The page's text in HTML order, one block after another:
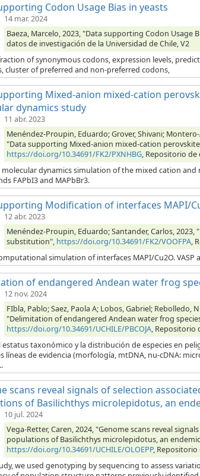
Codon Usage Bias in yeasts
14 mar. 2024
Baeza, Marcelo, 2023, "Data supporting Codon Usage
datos de investigación de la Universidad de Chile, V2
of synonymous codons, expression levels,
cluster of preferred and non-preferred codons,
Mixed-anion mixed-cation
dynamics study
11 abr. 2023
Menéndez-Proupin, Eduardo; Grover, Shivani;
"Data supporting Mixed-anion mixed-cation
https://doi.org/10.34691/FK2/PXNHBG, Repositorio de
molecular dynamics simulation of the mixed cation and
FAPbI3 and MAPbBr3.
Modification of interfaces MAPI/
12 abr. 2023
Menéndez-Proupin, Eduardo; Santander, Carlos,
substitution", https://doi.org/10.34691/FK2/VOOFPA,
simulation of interfaces MAPI/Cu2O. VASP
of endangered Andean water frog
12 nov. 2024
FIbla, Pablo; Saez, Paola A; Lobos, Gabriel; Rebolledo,
"Delimitation of endangered Andean water frog
https://doi.org/10.34691/UCHILE/PBCOJA, Repositorio
estatus taxonómico y la distribución de especies en
líneas de evidencia (morfología, mtDNA, nu-cDNA:
scans reveal signals of selection
of Basilichthys microlepidotus, an
10 jul. 2024
Vega-Retter, Caren, 2024, "Genome scans reveal
populations of Basilichthys microlepidotus, an
https://doi.org/10.34691/UCHILE/OLOEPP, Repositorio
we used genotyping by sequencing to assess